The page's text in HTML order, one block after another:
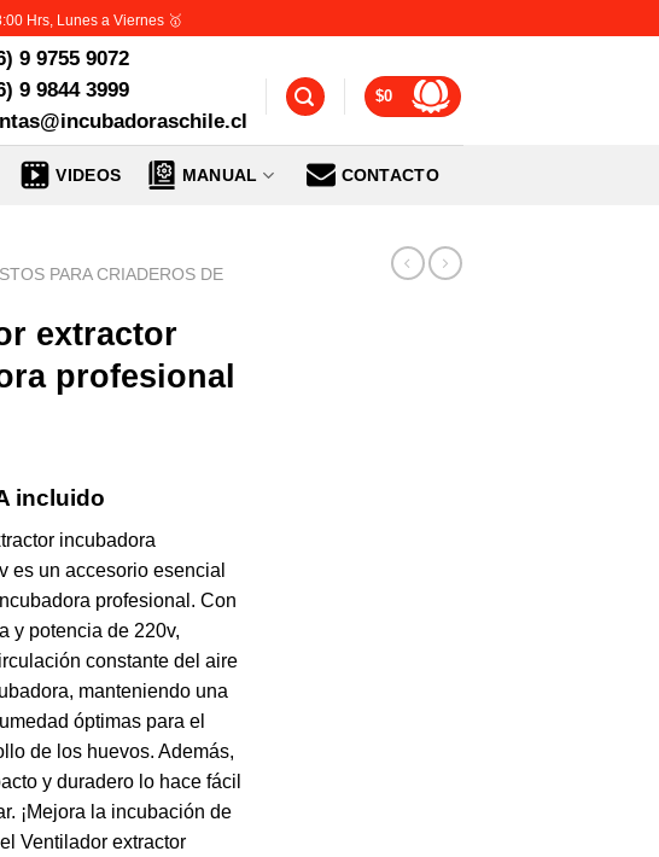
Hrs, Lunes a Viernes 🥇
9 9755 9072
9 9844 3999
$0
VIDEOS MANUAL CONTACTO
PARA CRIADEROS DE
extractor
profesional
incluido
incubadora
es un accesorio esencial
profesional. Con
y potencia de 220v,
constante del aire
manteniendo una
óptimas para el
de los huevos. Además,
y duradero lo hace fácil
¡Mejora la incubación de
Ventilador extractor